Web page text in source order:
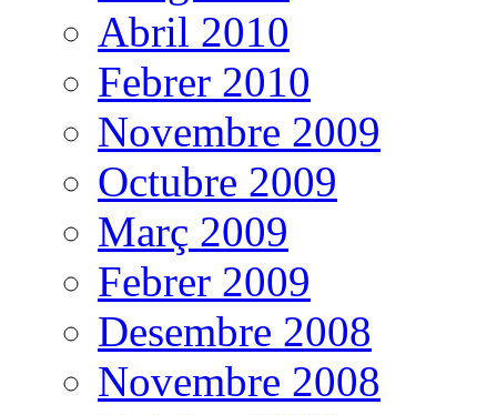
Abril 2010
Febrer 2010
Novembre 2009
Octubre 2009
Març 2009
Febrer 2009
Desembre 2008
Novembre 2008